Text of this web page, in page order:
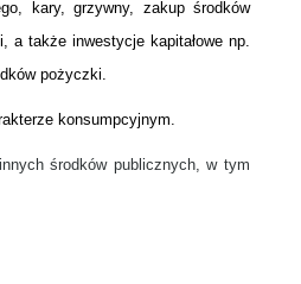
kary, grzywny, zakup środków
a także inwestycje kapitałowe np.
pożyczki.
konsumpcyjnym.
środków publicznych, w tym